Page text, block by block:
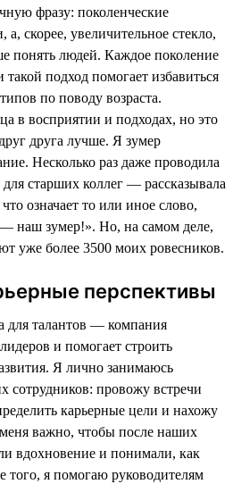
фразу: поколенческие
скорее, увеличительное стекло,
понять людей. Каждое поколение
подход помогает избавиться
по поводу возраста.
в восприятии и подходах, но это
друга лучше. Я зумер
Несколько раз даже проводила
старших коллег — рассказывала
означает то или иное слово,
наш зумер!». Но, на самом деле,
уже более 3500 моих ровесников.
перспективы
для талантов — компания
и помогает строить
Я лично занимаюсь
сотрудников: провожу встречи
карьерные цели и нахожу
важно, чтобы после наших
вдохновение и понимали, как
того, я помогаю руководителям